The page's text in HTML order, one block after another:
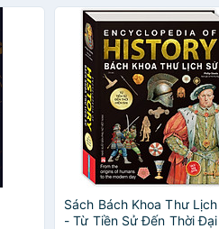
Sách Bách Khoa Thư
- Từ Tiền Sử Đến Thời Đại